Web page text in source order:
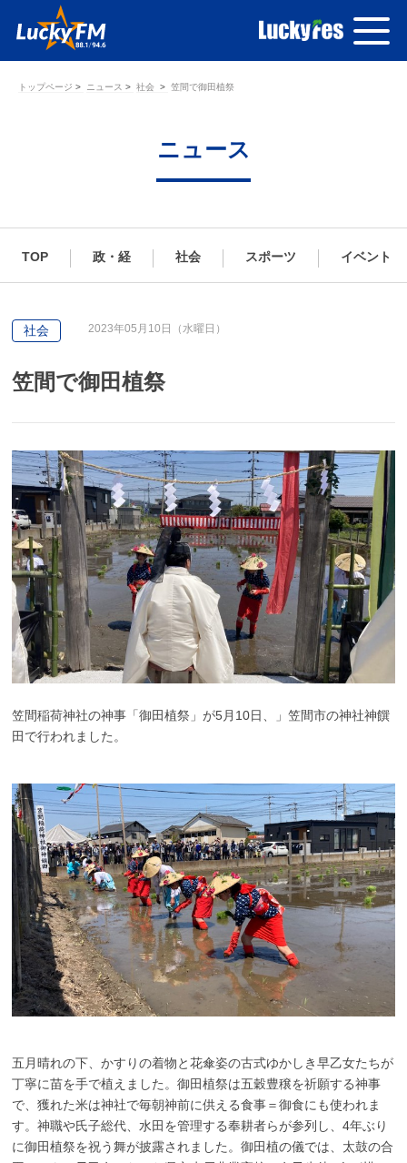
トップページ ニュース 社会 笠間で御田植祭
ニュース
TOP 政・経 社会 スポーツ イベント
社会 2023年05月10日（水曜日）
笠間で御田植祭
笠間稲荷神社の神事「御田植祭」が5月10日、」笠間市の神社神饌
田で行われました。
五月晴れの下、かすりの着物と花傘姿の古式ゆかしき早乙女たちが
丁寧に苗を手で植えました。御田植祭は五穀豊穣を祈願する神事
で、獲れた米は神社で毎朝神前に供える食事＝御食にも使われま
す。神職や氏子総代、水田を管理する奉耕者らが参列し、4年ぶり
に御田植祭を祝う舞が披露されました。御田植の儀では、太鼓の合